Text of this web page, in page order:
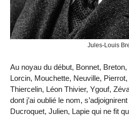
Jules-Louis
Au noyau du début, Bonnet,
Lorcin, Mouchette, Neuville,
Thiercelin, Léon Thivier, Ygouf,
dont j’ai oublié le nom,
Ducroquet, Julien, Lapie qui ne fit